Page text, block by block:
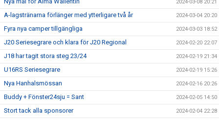
2024-03-08 20:21
A-lagstränarna förlänger med ytterligare två år 2024-03-04 20:20
Fyra nya camper tillgängliga 2024-03-03 18:52
J20 Seriesegrare och klara för J20 Regional 2024-02-20 22:07
J18 har tagit stora steg 23/24 2024-02-19 21:34
U16RS Seriesegrare 2024-02-19 15:26
Nya Hanhalsmössan 2024-02-16 20:26
Buddy + Fönster24sju = Sant 2024-02-05 14:50
Stort tack alla sponsorer 2024-02-04 22:28